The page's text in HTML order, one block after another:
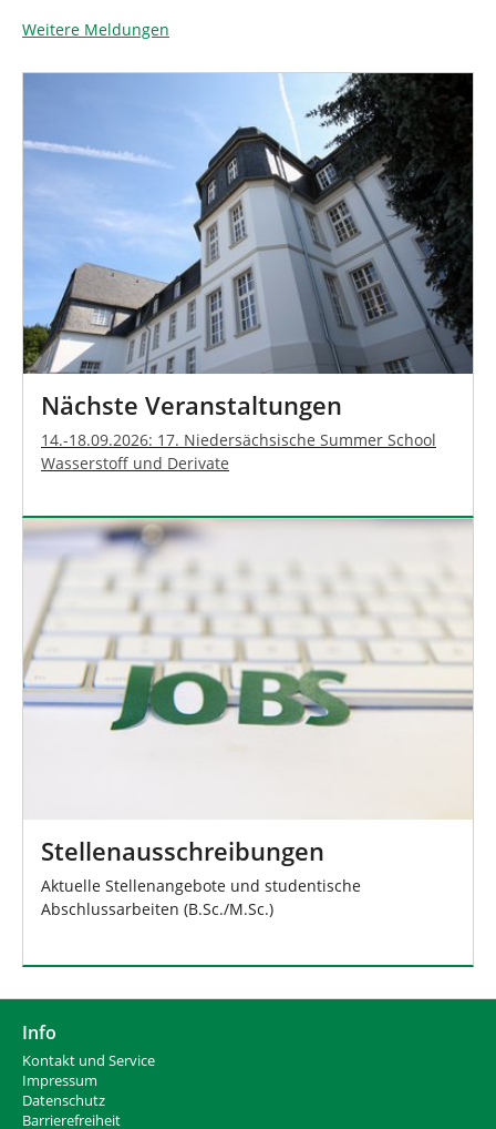
Weitere Meldungen
Nächste Veranstaltungen
14.-18.09.2026: 17. Niedersächsische Summer School
Wasserstoff und Derivate
Stellenausschreibungen
Aktuelle Stellenangebote und studentische
Abschlussarbeiten (B.Sc./M.Sc.)
Info
Kontakt und Service
Impressum
Datenschutz
Barrierefreiheit